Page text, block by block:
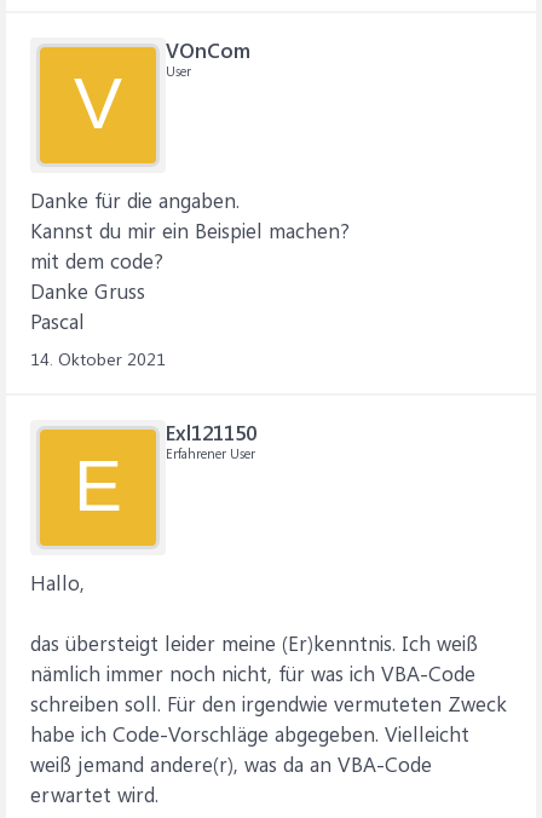
V
VOnCom
User
Danke für die angaben.
Kannst du mir ein Beispiel machen?
mit dem code?
Danke Gruss
Pascal
14. Oktober 2021
E
Exl121150
Erfahrener User
Hallo,
das übersteigt leider meine (Er)kenntnis. Ich weiß
nämlich immer noch nicht, für was ich VBA-Code
schreiben soll. Für den irgendwie vermuteten Zweck
habe ich Code-Vorschläge abgegeben. Vielleicht
weiß jemand andere(r), was da an VBA-Code
erwartet wird.